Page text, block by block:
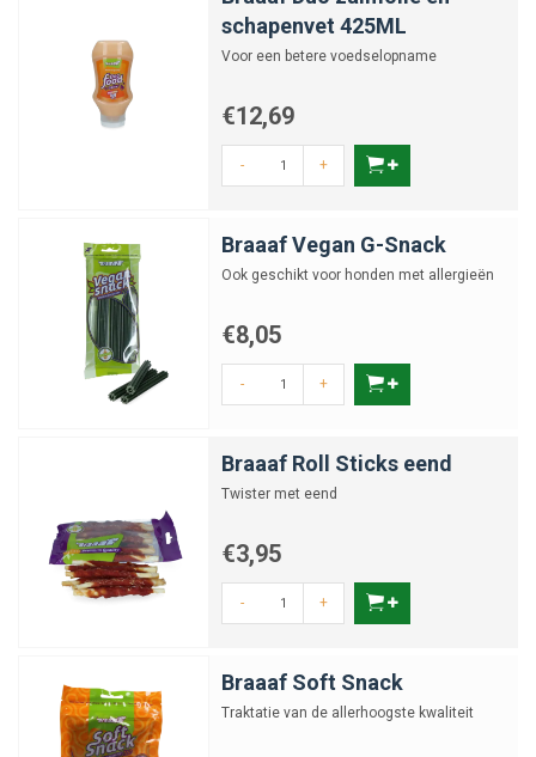
schapenvet 425ML
Voor een betere voedselopname
€12,69
- +
Braaaf Vegan G-Snack
Ook geschikt voor honden met allergieën
€8,05
- +
Braaaf Roll Sticks eend
Twister met eend
€3,95
- +
Braaaf Soft Snack
Traktatie van de allerhoogste kwaliteit